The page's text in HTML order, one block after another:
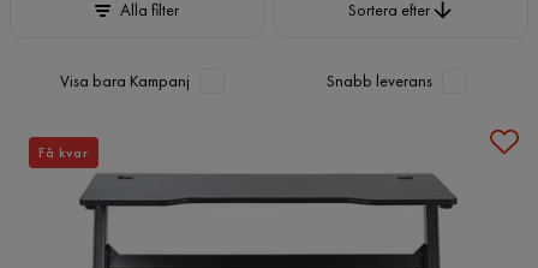
Alla filter Sortera efter
Visa bara Kampanj Snabb leverans
Få kvar